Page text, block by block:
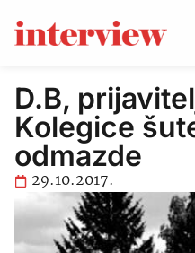
D.B,
Kolegice
odmazde
29.10.2017.